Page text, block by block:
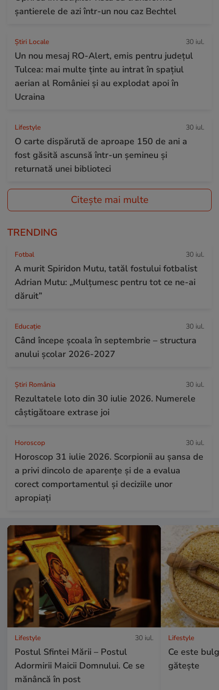
șantierele de azi într-un nou caz Bechtel
Știri Locale 30 iul.
Un nou mesaj RO-Alert, emis pentru județul
Tulcea: mai multe ținte au intrat în spațiul
aerian al României și au explodat apoi în
Ucraina
Lifestyle 30 iul.
O carte dispărută de aproape 150 de ani a
fost găsită ascunsă într-un șemineu și
returnată unei biblioteci
Citește mai multe
TRENDING
Fotbal 30 iul.
A murit Spiridon Mutu, tatăl fostului fotbalist
Adrian Mutu: „Mulțumesc pentru tot ce ne-ai
dăruit”
Educație 30 iul.
Când începe şcoala în septembrie – structura
anului şcolar 2026-2027
Știri România 30 iul.
Rezultatele loto din 30 iulie 2026. Numerele
câștigătoare extrase joi
Horoscop 30 iul.
Horoscop 31 iulie 2026. Scorpionii au șansa de
a privi dincolo de aparențe și de a evalua
corect comportamentul și deciziile unor
apropiați
Lifestyle 30 iul.
Postul Sfintei Mării – Postul
Adormirii Maicii Domnului. Ce se
mănâncă în post
Lifestyle
Ce este
gătește